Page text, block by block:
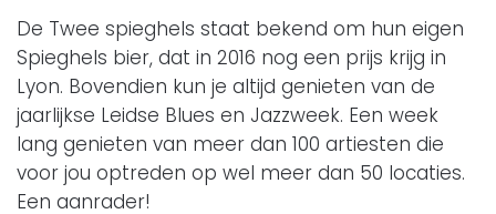
De Twee spieghels staat bekend om hun eigen
Spieghels bier, dat in 2016 nog een prijs krijg in
Lyon. Bovendien kun je altijd genieten van de
jaarlijkse Leidse Blues en Jazzweek. Een week
lang genieten van meer dan 100 artiesten die
voor jou optreden op wel meer dan 50 locaties.
Een aanrader!